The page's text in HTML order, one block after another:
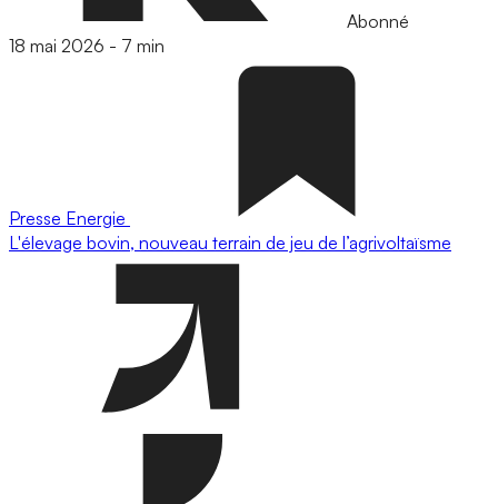
Abonné
18 mai 2026 - 7 min
Presse Energie
L'élevage bovin, nouveau terrain de jeu de l’agrivoltaïsme